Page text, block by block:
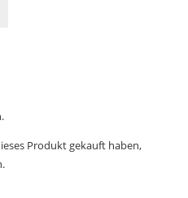
Produkt gekauft haben,